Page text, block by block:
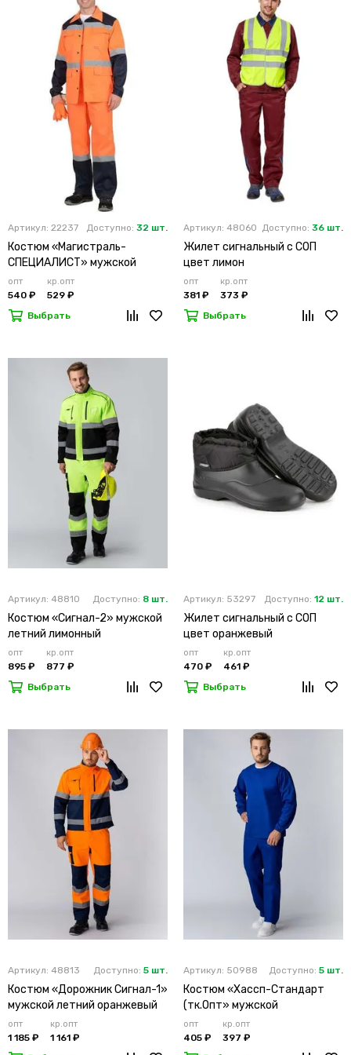
Артикул: 22237 Доступно: 32 шт.
Костюм «Магистраль-
СПЕЦИАЛИСТ» мужской
летний оранжевый
опт
540 ₽
кр.опт
529 ₽
Выбрать
Артикул: 48060 Доступно: 36 шт.
Жилет сигнальный с СОП
цвет лимон
опт
381 ₽
кр.опт
373 ₽
Выбрать
Артикул: 48810 Доступно: 8 шт.
Костюм «Сигнал-2» мужской
летний лимонный
опт
895 ₽
кр.опт
877 ₽
Выбрать
Артикул: 53297 Доступно: 12 шт.
Жилет сигнальный с СОП
цвет оранжевый
опт
470 ₽
кр.опт
461 ₽
Выбрать
Артикул: 48813 Доступно: 5 шт.
Костюм «Дорожник Сигнал-1»
мужской летний оранжевый
опт
1 185 ₽
кр.опт
1 161 ₽
Артикул: 50988 Доступно: 5 шт.
Костюм «Хассп-Стандарт
(тк.Опт» мужской
васильковый
опт
405 ₽
кр.опт
397 ₽